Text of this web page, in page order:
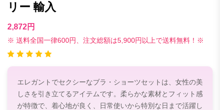
リー 輸入
2,872円
※ 送料全国一律600円、注文総額は5,900円以上で送料無料！※
エレガントでセクシーなブラ・ショーツセットは、女性の美
しさを引き立てるアイテムです。柔らかな素材とフィット感
が特徴で、着心地が良く、日常使いから特別な日まで活躍し